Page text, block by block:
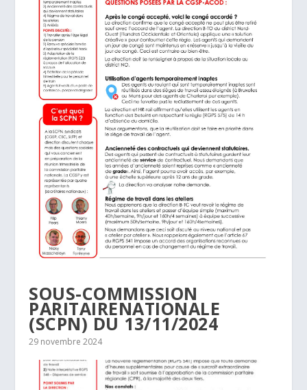
SOUS-COMMISSION
PARITAIRENATIONALE
(SCPN) DU 13/11/2024
29 novembre 2024